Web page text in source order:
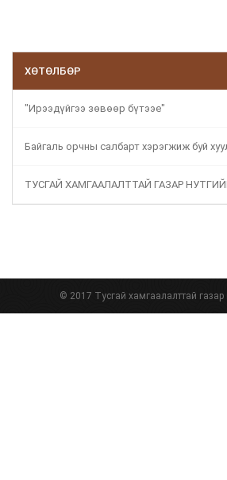
ХӨТӨЛБӨР
"Ирээдүйгээ зөвөөр бүтээе"
Байгаль орчны салбарт хэрэгжиж буй
ТУСГАЙ ХАМГААЛАЛТТАЙ ГАЗАР
© 2017 Тусгай хамгаалалттай газар